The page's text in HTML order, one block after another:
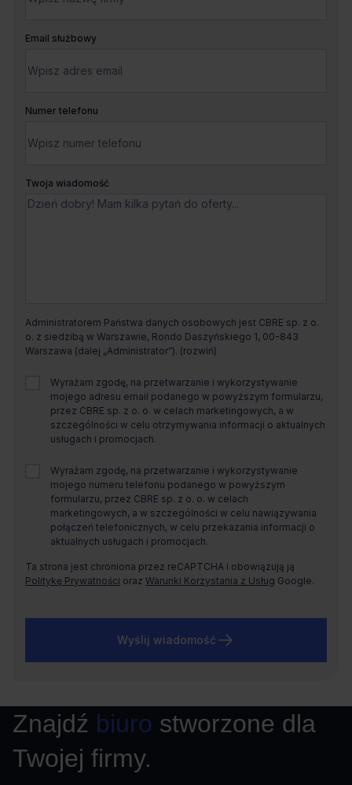
Email służbowy
Numer telefonu
Twoja wiadomość
Administratorem Państwa danych osobowych jest CBRE sp. z o.
o. z siedzibą w Warszawie, Rondo Daszyńskiego 1, 00-843
Warszawa (dalej „Administrator”).
Wyrażam zgodę, na przetwarzanie i wykorzystywanie
mojego adresu email podanego w powyższym formularzu,
przez CBRE sp. z o. o. w celach marketingowych, a w
szczególności w celu otrzymywania informacji o aktualnych
usługach i promocjach.
Wyrażam zgodę, na przetwarzanie i wykorzystywanie
mojego numeru telefonu podanego w powyższym
formularzu, przez CBRE sp. z o. o. w celach
marketingowych, a w szczególności w celu nawiązywania
połączeń telefonicznych, w celu przekazania informacji o
aktualnych usługach i promocjach.
Ta strona jest chroniona przez reCAPTCHA i obowiązują ją
Politykę Prywatności oraz Warunki Korzystania z Usług Google.
Wyślij wiadomość
Znajdź biuro stworzone dla
Twojej firmy.